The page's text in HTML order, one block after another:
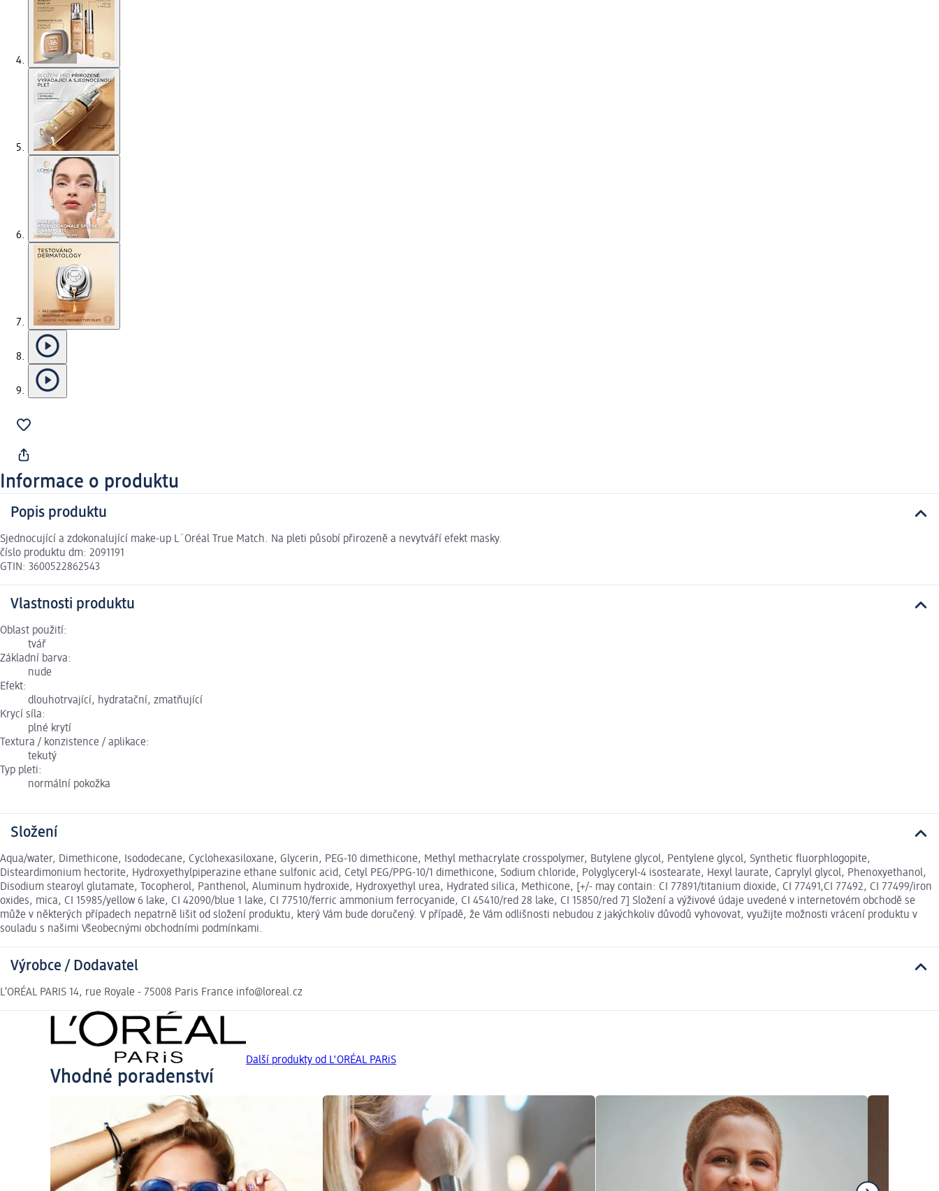
Informace o produktu
Popis produktu
Sjednocující a zdokonalující make-up L´Oréal True Match. Na pleti působí přirozeně a nevytváří efekt masky.
číslo produktu dm: 2091191
GTIN: 3600522862543
Vlastnosti produktu
Oblast použití:
tvář
Základní barva:
nude
Efekt:
dlouhotrvající, hydratační, zmatňující
Krycí síla:
plné krytí
Textura / konzistence / aplikace:
tekutý
Typ pleti:
normální pokožka
Složení
Aqua/water, Dimethicone, Isododecane, Cyclohexasiloxane, Glycerin, PEG-10 dimethicone, Methyl methacrylate crosspolymer, Butylene glycol, Pentylene glycol, Synthetic fluorphlogopite,
Disteardimonium hectorite, Hydroxyethylpiperazine ethane sulfonic acid, Cetyl PEG/PPG-10/1 dimethicone, Sodium chloride, Polyglyceryl-4 isostearate, Hexyl laurate, Caprylyl glycol, Phenoxyethanol,
Disodium stearoyl glutamate, Tocopherol, Panthenol, Aluminum hydroxide, Hydroxyethyl urea, Hydrated silica, Methicone, [+/- may contain: CI 77891/titanium dioxide, CI 77491,CI 77492, CI 77499/iron
oxides, mica, CI 15985/yellow 6 lake, CI 42090/blue 1 lake, CI 77510/ferric ammonium ferrocyanide, CI 45410/red 28 lake, CI 15850/red 7] Složení a výživové údaje uvedené v internetovém obchodě se
může v některých případech nepatrně lišit od složení produktu, který Vám bude doručený. V případě, že Vám odlišnosti nebudou z jakýchkoliv důvodů vyhovovat, využijte možnosti vrácení produktu v
souladu s našimi Všeobecnými obchodními podmínkami.
Výrobce / Dodavatel
L’ORÉAL PARIS 14, rue Royale - 75008 Paris France info@loreal.cz
Další produkty od L'ORÉAL PARiS
Vhodné poradenství